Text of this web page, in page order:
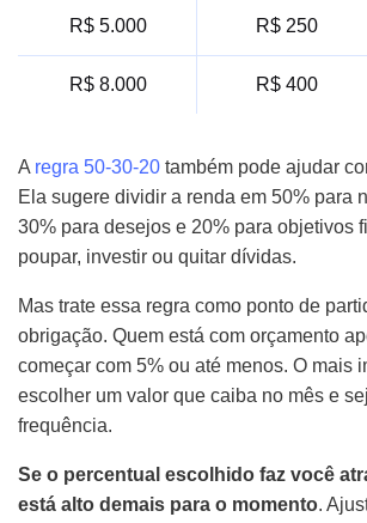
R$ 5.000 R$ 250
R$ 8.000 R$ 400
A regra 50-30-20 também pode ajudar
Ela sugere dividir a renda em 50% para
30% para desejos e 20% para objetivos
poupar, investir ou quitar dívidas.
Mas trate essa regra como ponto de
obrigação. Quem está com orçamento
começar com 5% ou até menos. O mais
escolher um valor que caiba no mês e
frequência.
Se o percentual escolhido faz você
está alto demais para o momento.